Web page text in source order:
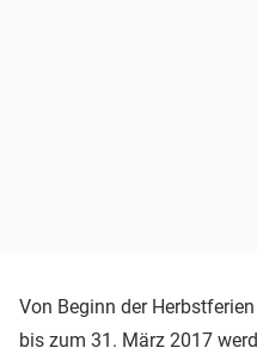
Von Beginn der
bis zum 31. März 2017